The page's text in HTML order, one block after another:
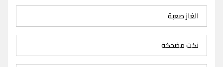
الغاز صعبة
نكت مضحكة